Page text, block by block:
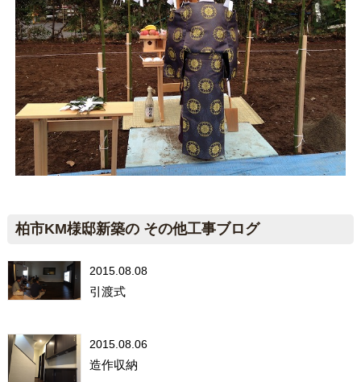
柏市KM様邸新築の その他工事ブログ
2015.08.08
引渡式
2015.08.06
造作収納